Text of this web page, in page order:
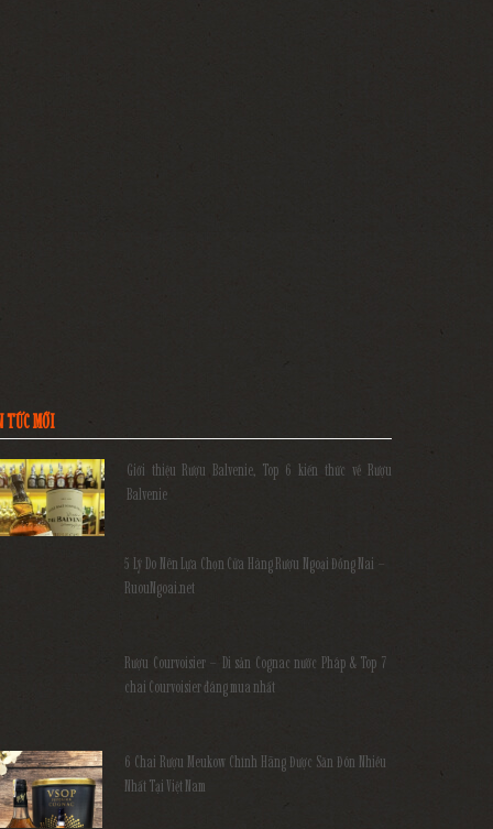
MỚI
Giới thiệu Rượu Balvenie, Top 6 kiến thức về Rượu
Balvenie
5 Lý Do Nên Lựa Chọn Cửa Hàng Rượu Ngoại Đồng Nai –
RuouNgoai.net
Rượu Courvoisier – Di sản Cognac nước Pháp & Top 7
chai Courvoisier đáng mua nhất
6 Chai Rượu Meukow Chính Hãng Được Săn Đón Nhiều
Nhất Tại Việt Nam